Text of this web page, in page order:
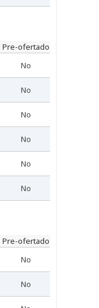
Pre-ofertado
No
No
No
No
No
No
Pre-ofertado
No
No